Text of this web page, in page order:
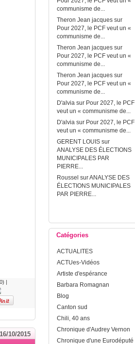
communisme de...
Theron Jean jacques sur
Pour 2027, le PCF veut un «
communisme de...
Theron Jean jacques sur
Pour 2027, le PCF veut un «
communisme de...
Theron Jean jacques sur
Pour 2027, le PCF veut un «
communisme de...
D'alvia sur Pour 2027, le PCF
veut un « communisme de...
D'alvia sur Pour 2027, le PCF
veut un « communisme de...
GERENT LOUIS sur
ANALYSE DES ÉLECTIONS
MUNICIPALES PAR
PIERRE...
Roussel surANALYSE DES
ÉLECTIONS MUNICIPALES
PAR PIERRE...
Catégories
ACTUALITES
ACTUes-Vidéos
Artiste d'espérance
Barbara Romagnan
Blog
Canton sud
Chili, 40 ans
Chronique d'Audrey Vernon
Chronique d'une Eurodéputé
16/10/2015